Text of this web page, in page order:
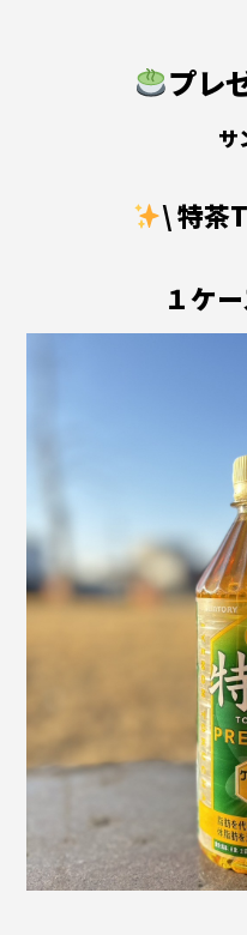
プレ
サ
\ 特茶
１ケ